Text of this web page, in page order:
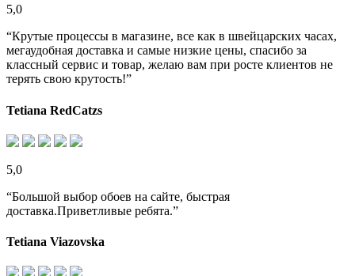
5,0
“Крутые процессы в магазине, все как в швейцарских часах,
мегаудобная доставка и самые низкие цены, спасибо за
классный сервис и товар, желаю вам при росте клиентов не
терять свою крутость!”
Tetiana RedCatzs
5,0
“Большой выбор обоев на сайте, быстрая
доставка.Приветливые ребята.”
Tetiana Viazovska